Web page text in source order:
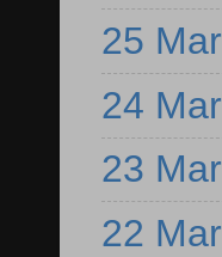
25 Mar
24 Mar
23 Mar
22 Mar